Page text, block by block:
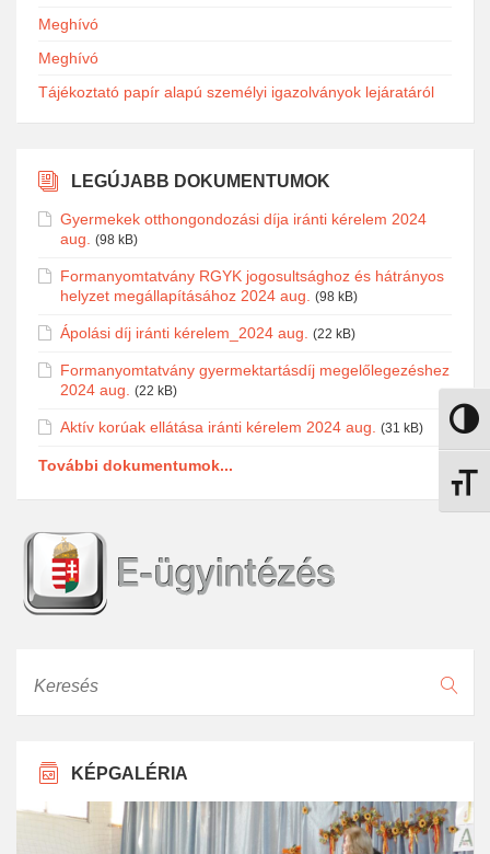
Nagy
Meghívó
Meghívó
Tájékoztató papír alapú személyi igazolványok lejáratáról
LEGÚJABB DOKUMENTUMOK
Gyermekek otthongondozási díja iránti kérelem 2024
aug.
(98 kB)
Formanyomtatvány RGYK jogosultsághoz és hátrányos
helyzet megállapításához 2024 aug.
(98 kB)
Ápolási díj iránti kérelem_2024 aug. (22 kB)
Formanyomtatvány gyermektartásdíj megelőlegezéshez
2024 aug.
(22 kB)
Aktív korúak ellátása iránti kérelem 2024 aug. (31 kB)
További dokumentumok...
KÉPGALÉRIA